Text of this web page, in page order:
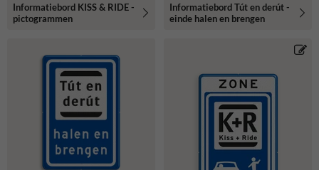
Informatiebord KISS & RIDE -
pictogrammen
Informatiebord Tút en derút -
einde halen en brengen